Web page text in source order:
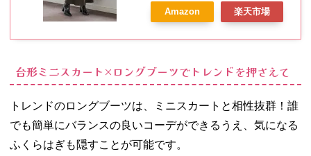
Amazon 楽天市場
台形ミニスカート×ロングブーツでトレンドを押さえて
トレンドのロングブーツは、ミニスカートと相性抜群！誰
でも簡単にバランスの良いコーデができるうえ、気になる
ふくらはぎも隠すことが可能です。